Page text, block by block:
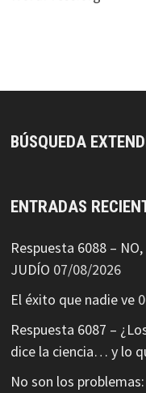
BÚSQUEDA
ENTRADAS
Respuesta 6088 –
JUDÍO 07/08/2026
El éxito que nadie ve
Respuesta 6087 –
dice la ciencia… y lo
No son los